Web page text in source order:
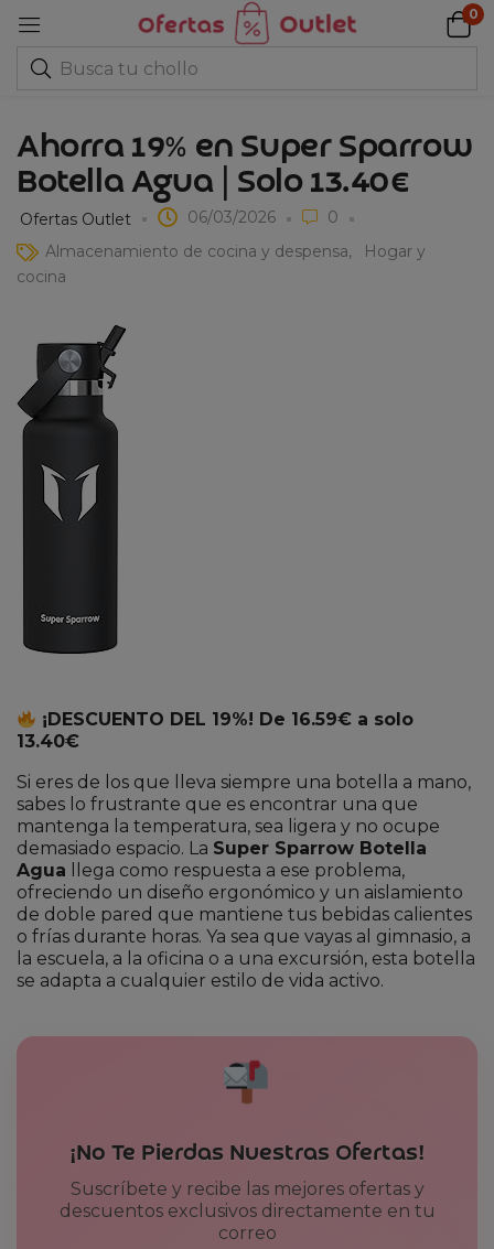
0
Ahorra 19% en Super Sparrow
Botella Agua | Solo 13.40€
Ofertas Outlet 06/03/2026
0
Almacenamiento de cocina y despensa
Hogar y
cocina
¡DESCUENTO DEL 19%! De 16.59€ a solo
13.40€
Si eres de los que lleva siempre una botella a mano,
sabes lo frustrante que es encontrar una que
mantenga la temperatura, sea ligera y no ocupe
demasiado espacio. La Super Sparrow Botella
Agua llega como respuesta a ese problema,
ofreciendo un diseño ergonómico y un aislamiento
de doble pared que mantiene tus bebidas calientes
o frías durante horas. Ya sea que vayas al gimnasio, a
la escuela, a la oficina o a una excursión, esta botella
se adapta a cualquier estilo de vida activo.
¡No Te Pierdas Nuestras Ofertas!
Suscríbete y recibe las mejores ofertas y
descuentos exclusivos directamente en tu
correo